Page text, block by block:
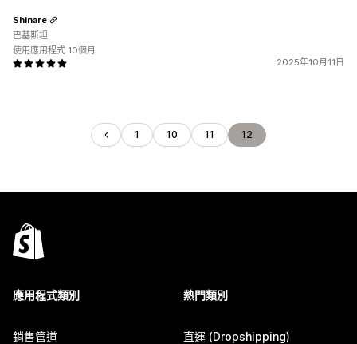
2025年10月11日
Shinare
巴基斯坦
使用應用程式 10個月
1 10 11 12
應用程式類別
銷售管道
熱門類別
直運 (Dropshipping)